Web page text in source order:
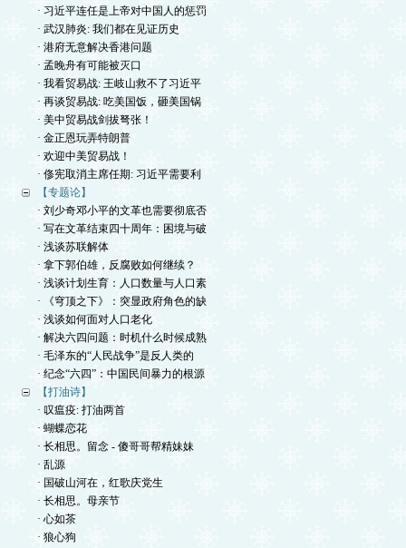
· 习近平连任是上帝对中国人的惩罚
· 武汉肺炎: 我们都在见证历史
· 港府无意解决香港问题
· 孟晚舟有可能被灭口
· 我看贸易战: 王岐山救不了习近平
· 再谈贸易战: 吃美国饭，砸美国锅
· 美中贸易战剑拔弩张！
· 金正恩玩弄特朗普
· 欢迎中美贸易战！
· 俢宪取消主席任期: 习近平需要利
【专题论】
· 刘少奇邓小平的文革也需要彻底否
· 写在文革结束四十周年：困境与破
· 浅谈苏联解体
· 拿下郭伯雄，反腐败如何继续？
· 浅谈计划生育：人口数量与人口素
· 《穹顶之下》：突显政府角色的缺
· 浅谈如何面对人口老化
· 解决六四问题：时机什么时候成熟
· 毛泽东的“人民战争”是反人类的
· 纪念“六四”：中国民间暴力的根源
【打油诗】
· 叹瘟疫: 打油两首
· 蝴蝶恋花
· 长相思。留念 - 傻哥哥帮精妹妹
· 乱源
· 国破山河在，红歌庆党生
· 长相思。母亲节
· 心如茶
· 狼心狗